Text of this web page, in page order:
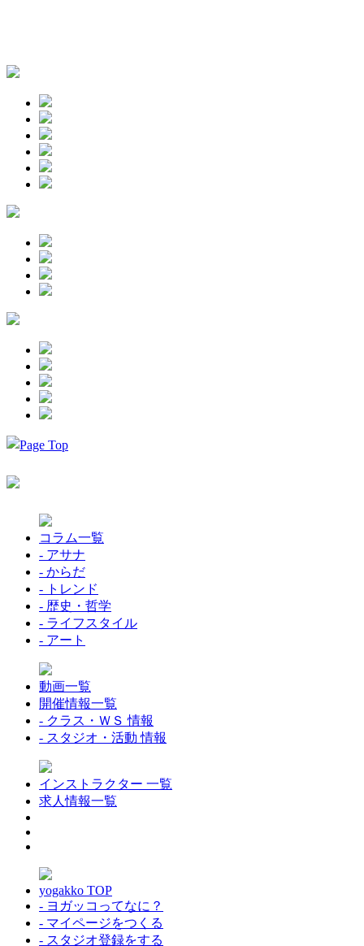
コラム一覧
- アサナ
- からだ
- トレンド
- 歴史・哲学
- ライフスタイル
- アート
動画一覧
開催情報一覧
- クラス・ＷＳ 情報
- スタジオ・活動 情報
インストラクター 一覧
求人情報一覧
yogakko TOP
- ヨガッコってなに？
- マイページをつくる
- スタジオ登録をする